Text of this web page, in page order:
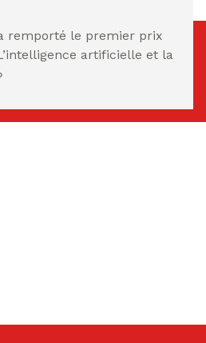
remporté le premier prix
artificielle et la